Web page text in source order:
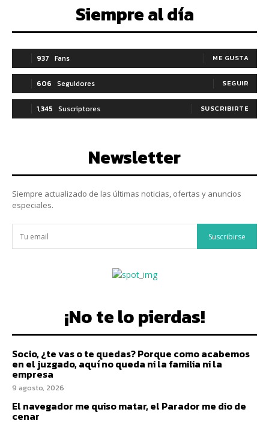
Siempre al día
937 Fans ME GUSTA
606 Seguidores SEGUIR
1,345 Suscriptores SUSCRIBIRTE
Newsletter
Siempre actualizado de las últimas noticias, ofertas y anuncios
especiales.
Suscribirse
¡No te lo pierdas!
Socio, ¿te vas o te quedas? Porque como acabemos
en el juzgado, aquí no queda ni la familia ni la
empresa
9 agosto, 2026
El navegador me quiso matar, el Parador me dio de
cenar